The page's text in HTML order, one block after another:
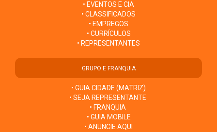
• EVENTOS E CIA
• CLASSIFICADOS
• EMPREGOS
• CURRÍCULOS
• REPRESENTANTES
GRUPO E FRANQUIA
• GUIA CIDADE (MATRIZ)
• SEJA REPRESENTANTE
• FRANQUIA
• GUIA MOBILE
• ANUNCIE AQUI